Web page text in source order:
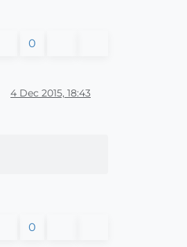
0
4 Dec 2015, 18:43
0